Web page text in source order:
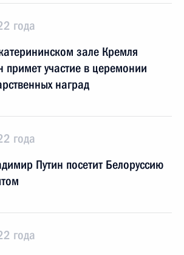
года
зале Кремля
примет участие в церемонии
наград
года
Путин посетит Белоруссию
года